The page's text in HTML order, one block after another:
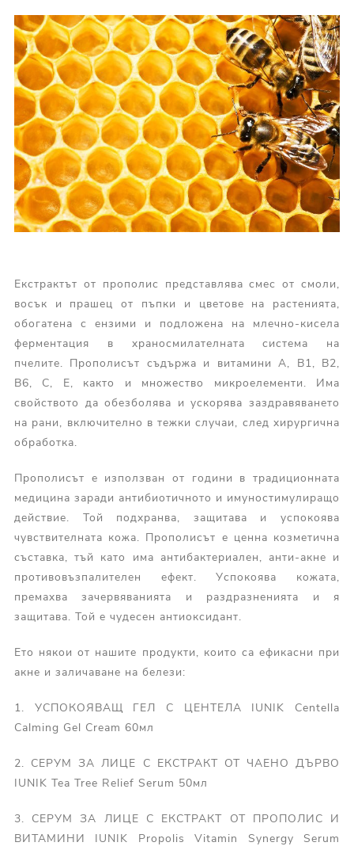
Екстрактът от прополис представлява смес от смоли,
восък и прашец от пъпки и цветове на растенията,
обогатена с ензими и подложена на млечно-кисела
ферментация в храносмилателната система на
пчелите. Прополисът съдържа и витамини A, B1, B2,
B6, C, E, както и множество микроелементи. Има
свойството да обезболява и ускорява заздравяването
на рани, включително в тежки случаи, след хирургична
обработка.
Прополисът е използван от години в традиционната
медицина заради антибиотичното и имуностимулиращо
действие. Той подхранва, защитава и успокоява
чувствителната кожа. Прополисът е ценна козметична
съставка, тъй като има антибактериален, анти-акне и
противовъзпалителен ефект. Успокоява кожата,
премахва зачервяванията и раздразненията и я
защитава. Той е чудесен антиоксидант.
Ето някои от нашите продукти, които са ефикасни при
акне и заличаване на белези:
1. УСПОКОЯВАЩ ГЕЛ С ЦЕНТЕЛА IUNIK Centella
Calming Gel Cream 60мл
2. СЕРУМ ЗА ЛИЦЕ С ЕКСТРАКТ ОТ ЧАЕНО ДЪРВО
IUNIK Tea Tree Relief Serum 50мл
3. СЕРУМ ЗА ЛИЦЕ С ЕКСТРАКТ ОТ ПРОПОЛИС И
ВИТАМИНИ IUNIK Propolis Vitamin Synergy Serum